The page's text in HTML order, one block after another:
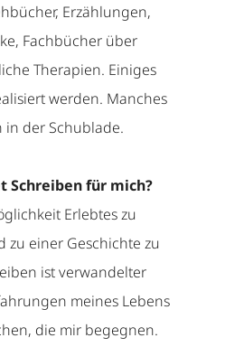
Erzählungen,
Fachbücher über
Therapien. Einiges
werden. Manches
in der Schublade.
Schreiben für mich?
Erlebtes zu
zu einer Geschichte zu
ist verwandelter
meines Lebens
die mir begegnen.